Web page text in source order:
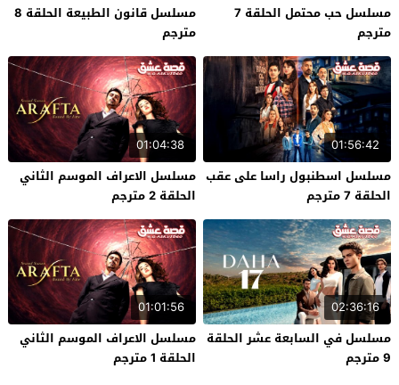
مسلسل حب محتمل الحلقة 7
مترجم
مسلسل قانون الطبيعة الحلقة 8
مترجم
01:56:42
مسلسل اسطنبول راسا على عقب
الحلقة 7 مترجم
01:04:38
مسلسل الاعراف الموسم الثاني
الحلقة 2 مترجم
02:36:16
مسلسل في السابعة عشر الحلقة
9 مترجم
01:01:56
مسلسل الاعراف الموسم الثاني
الحلقة 1 مترجم